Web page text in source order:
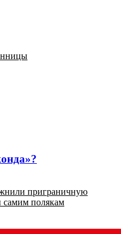
приграничную
самим полякам